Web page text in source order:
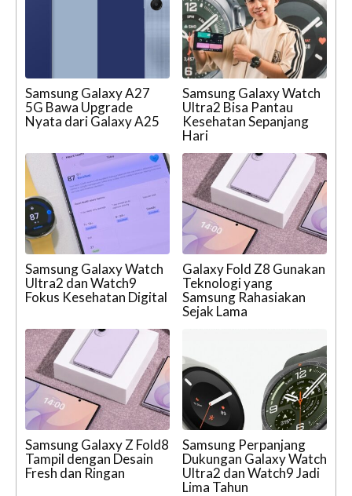
Samsung Galaxy A27
5G Bawa Upgrade
Nyata dari Galaxy A25
Samsung Galaxy Watch
Ultra2 Bisa Pantau
Kesehatan Sepanjang
Hari
Samsung Galaxy Watch
Ultra2 dan Watch9
Fokus Kesehatan Digital
Galaxy Fold Z8 Gunakan
Teknologi yang
Samsung Rahasiakan
Sejak Lama
Samsung Galaxy Z Fold8
Tampil dengan Desain
Fresh dan Ringan
Samsung Perpanjang
Dukungan Galaxy Watch
Ultra2 dan Watch9 Jadi
Lima Tahun